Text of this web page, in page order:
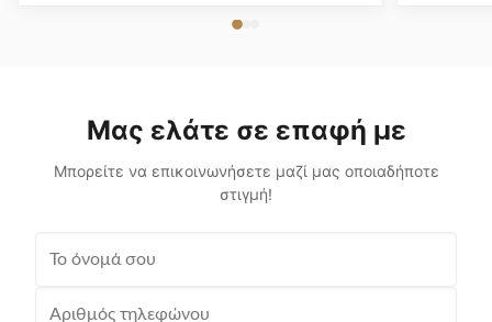
transformer, distribution transformer, Dry Type
Μας ελάτε σε επαφή με
Μπορείτε να επικοινωνήσετε μαζί μας οποιαδήποτε
στιγμή!